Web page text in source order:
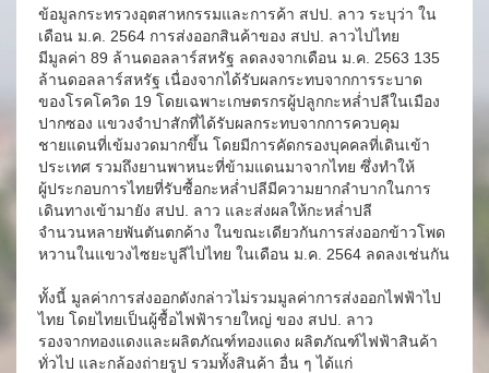
ข้อมูลกระทรวงอุตสาหกรรมและการค้า สปป. ลาว ระบุว่า ใน
เดือน ม.ค. 2564 การส่งออกสินค้าของ สปป. ลาวไปไทย
มีมูลค่า 89 ล้านดอลลาร์สหรัฐ ลดลงจากเดือน ม.ค. 2563 135
ล้านดอลลาร์สหรัฐ เนื่องจากได้รับผลกระทบจากการระบาด
ของโรคโควิด 19 โดยเฉพาะเกษตรกรผู้ปลูกกะหล่ำปลีในเมือง
ปากซอง แขวงจำปาสักที่ได้รับผลกระทบจากการควบคุม
ชายแดนที่เข้มงวดมากขึ้น โดยมีการคัดกรองบุคคลที่เดินเข้า
ประเทศ รวมถึงยานพาหนะที่ข้ามแดนมาจากไทย ซึ่งทำให้
ผู้ประกอบการไทยที่รับซื้อกะหล่ำปลีมีความยากลำบากในการ
เดินทางเข้ามายัง สปป. ลาว และส่งผลให้กะหล่ำปลี
จำนวนหลายพันตันตกค้าง ในขณะเดียวกันการส่งออกข้าวโพด
หวานในแขวงไซยะบูลีไปไทย ในเดือน ม.ค. 2564 ลดลงเช่นกัน
ทั้งนี้ มูลค่าการส่งออกดังกล่าวไม่รวมมูลค่าการส่งออกไฟฟ้าไป
ไทย โดยไทยเป็นผู้ชื้อไฟฟ้ารายใหญ่ ของ สปป. ลาว
รองจากทองแดงและผลิตภัณฑ์ทองแดง ผลิตภัณฑ์ไฟฟ้าสินค้า
ทั่วไป และกล้องถ่ายรูป รวมทั้งสินค้า อื่น ๆ ได้แก่